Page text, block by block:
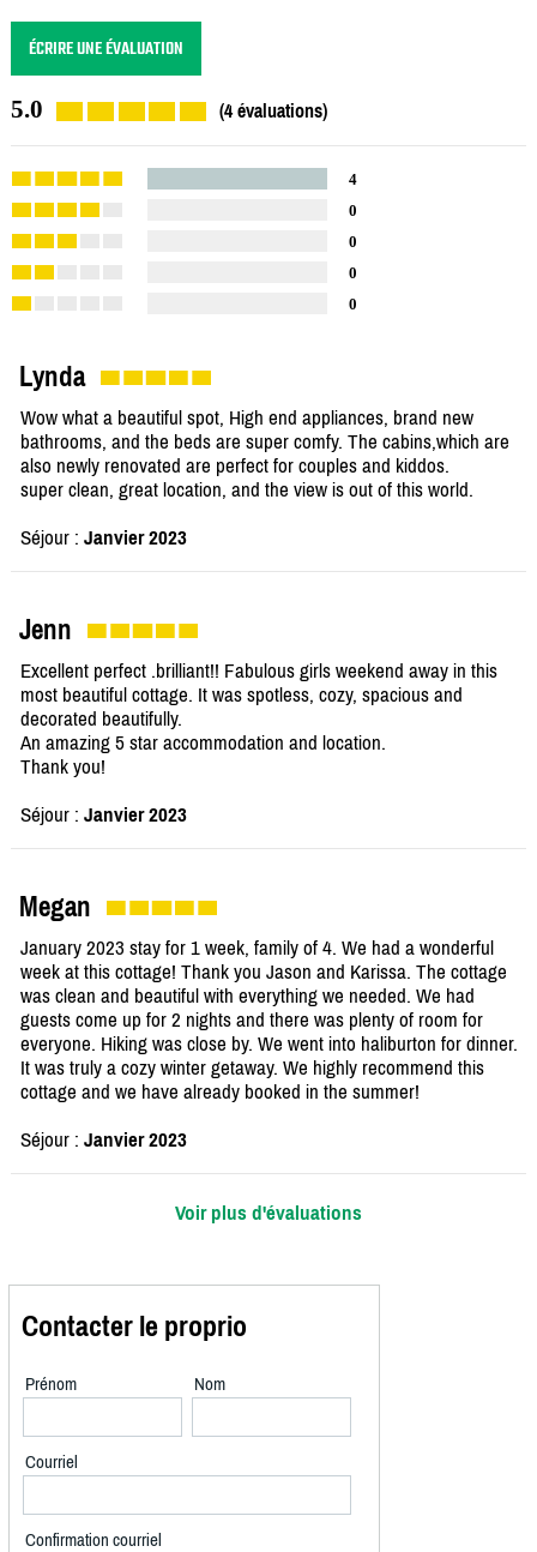
ÉCRIRE UNE ÉVALUATION
5.0 (4 évaluations)
4
0
0
0
0
Lynda
Wow what a beautiful spot, High end appliances, brand new
bathrooms, and the beds are super comfy. The cabins,which are
also newly renovated are perfect for couples and kiddos.
super clean, great location, and the view is out of this world.
Séjour : Janvier 2023
Jenn
Excellent perfect .brilliant!! Fabulous girls weekend away in this
most beautiful cottage. It was spotless, cozy, spacious and
decorated beautifully.
An amazing 5 star accommodation and location.
Thank you!
Séjour : Janvier 2023
Megan
January 2023 stay for 1 week, family of 4. We had a wonderful
week at this cottage! Thank you Jason and Karissa. The cottage
was clean and beautiful with everything we needed. We had
guests come up for 2 nights and there was plenty of room for
everyone. Hiking was close by. We went into haliburton for dinner.
It was truly a cozy winter getaway. We highly recommend this
cottage and we have already booked in the summer!
Séjour : Janvier 2023
Voir plus d'évaluations
Contacter le proprio
Prénom Nom
Courriel
Confirmation courriel